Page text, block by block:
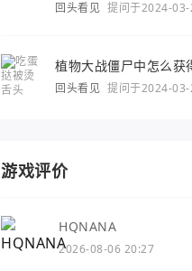
回头看见 提问于2024-
植物大战僵尸中怎么获
回头看见 提问于2024-
游戏评价
HQNANA
2026-08-06 20:27